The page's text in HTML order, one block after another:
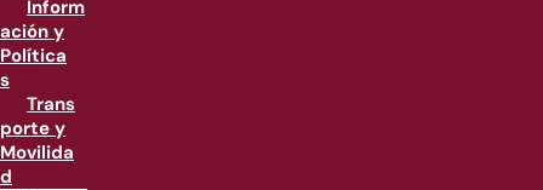
Inform
ación y
Política
s
Trans
porte y
Movilida
d